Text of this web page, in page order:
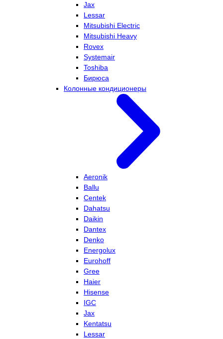
Jax
Lessar
Mitsubishi Electric
Mitsubishi Heavy
Rovex
Systemair
Toshiba
Бирюса
Колонные кондиционеры
Aeronik
Ballu
Centek
Dahatsu
Daikin
Dantex
Denko
Energolux
Eurohoff
Gree
Haier
Hisense
IGC
Jax
Kentatsu
Lessar